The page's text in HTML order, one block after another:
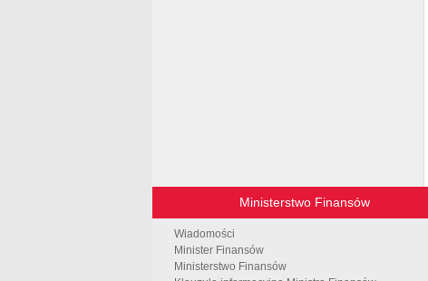
Ministerstwo Finansów
Wiadomości
Minister Finansów
Ministerstwo Finansów